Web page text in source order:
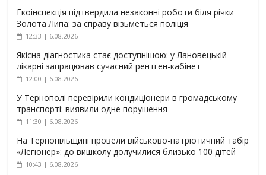
Екоінспекція підтвердила незаконні роботи біля річки
Золота Липа: за справу візьметься поліція
12:33 | 6.08.2026
Якісна діагностика стає доступнішою: у Лановецькій
лікарні запрацював сучасний рентген-кабінет
12:00 | 6.08.2026
У Тернополі перевірили кондиціонери в громадському
транспорті: виявили одне порушення
11:30 | 6.08.2026
На Тернопільщині провели військово-патріотичний табір
«Легіонер»: до вишколу долучилися близько 100 дітей
10:43 | 6.08.2026